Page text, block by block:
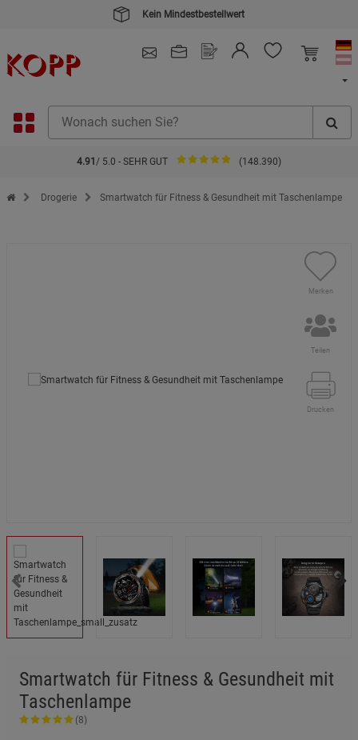
4.91 / 5.0 - SEHR GUT (148.390)
Zur Startseite des Kopp Verlag Online-Shop
Drogerie Smartwatch für Fitness & Gesundheit mit Taschenlampe
Merken
Teilen
Drucken
Smartwatch für Fitness & Gesundheit mit
Taschenlampe
(8)